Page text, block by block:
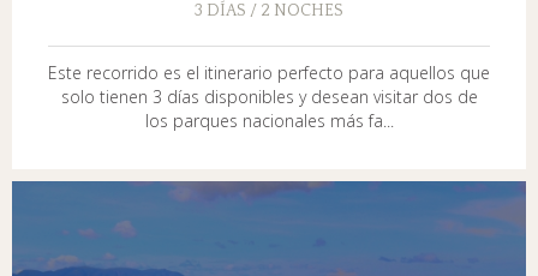
3 DÍAS / 2 NOCHES
Este recorrido es el itinerario perfecto para aquellos que
solo tienen 3 días disponibles y desean visitar dos de
los parques nacionales más fa...